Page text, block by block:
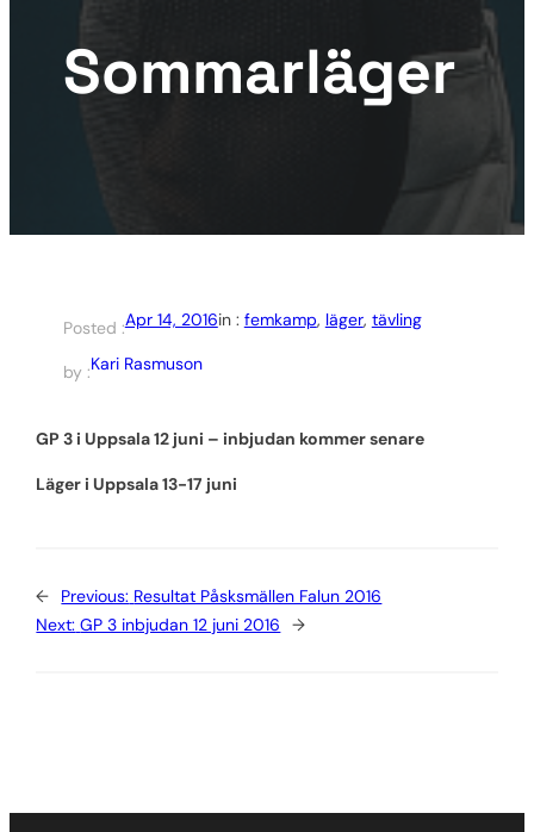
Sommarläger
Posted :Apr 14, 2016in : femkamp, läger, tävling
by :Kari Rasmuson
GP 3 i Uppsala 12 juni – inbjudan kommer senare
Läger i Uppsala 13-17 juni
← Previous: Resultat Påsksmällen Falun 2016
Next: GP 3 inbjudan 12 juni 2016 →